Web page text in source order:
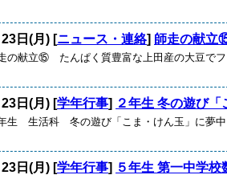
日(月) [ニュース・連絡] 師走の献立
の献立⑮ たんぱく質豊富な上田産の大豆
日(月) [学年行事] ２年生 冬の遊び「
生 生活科 冬の遊び「こま・けん玉」に夢
日(月) [学年行事] ５年生 第一中学校